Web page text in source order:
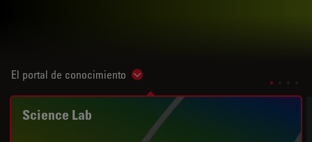
El portal de conocimiento Show subnavigation
Science Lab